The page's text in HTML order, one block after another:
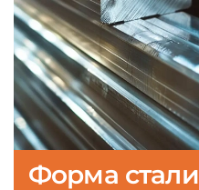
Форма стали